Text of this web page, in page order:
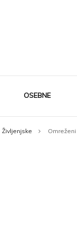
OSEBNE
Življenjske Omreženi